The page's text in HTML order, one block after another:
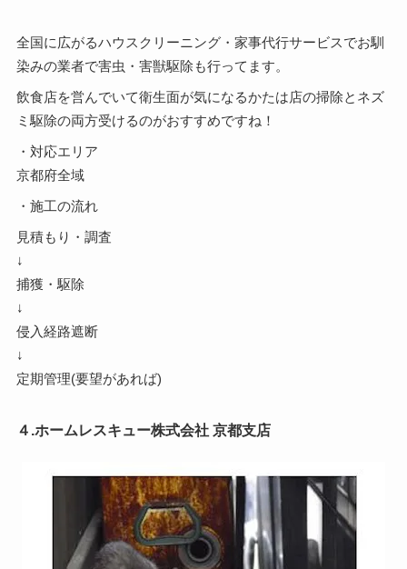
全国に広がるハウスクリーニング・家事代行サービスでお馴
染みの業者で害虫・害獣駆除も行ってます。
飲食店を営んでいて衛生面が気になるかたは店の掃除とネズ
ミ駆除の両方受けるのがおすすめですね！
・対応エリア
京都府全域
・施工の流れ
見積もり・調査
↓
捕獲・駆除
↓
侵入経路遮断
↓
定期管理(要望があれば)
４.ホームレスキュー株式会社 京都支店